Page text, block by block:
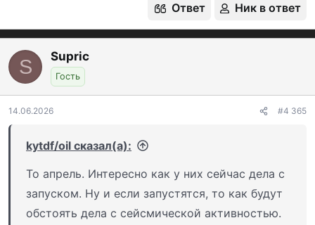
Ответ Ник в ответ
S Supric
Гость
14.06.2026 #4 365
kytdf/oil сказал(а):
То апрель. Интересно как у них сейчас дела с
запуском. Ну и если запустятся, то как будут
обстоять дела с сейсмической активностью.